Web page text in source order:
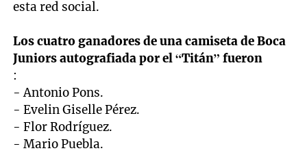
esta red social.
Los cuatro ganadores de una camiseta de Boca
Juniors autografiada por el “Titán” fueron
:
- Antonio Pons.
- Evelin Giselle Pérez.
- Flor Rodríguez.
- Mario Puebla.